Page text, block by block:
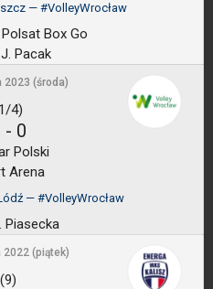
— #VolleyWrocław
Polsat Box Go
J. Pacak
(środa)
4)
- 0
Polski
Arena
— #VolleyWrocław
Piasecka
2022 (piątek)
(9)